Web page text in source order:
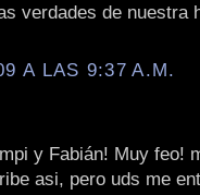
verdades de nuestra
A LAS 9:37 A.M.
y Fabián! Muy feo!
asi, pero uds me